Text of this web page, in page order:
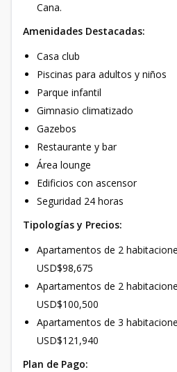
Cana.
Amenidades Destacadas:
Casa club
Piscinas para adultos y niños
Parque infantil
Gimnasio climatizado
Gazebos
Restaurante y bar
Área lounge
Edificios con ascensor
Seguridad 24 horas
Tipologías y Precios:
Apartamentos de 2
USD$98,675
Apartamentos de 2
USD$100,500
Apartamentos de 3
USD$121,940
Plan de Pago: